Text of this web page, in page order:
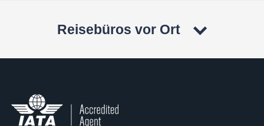
Reisebüros vor Ort